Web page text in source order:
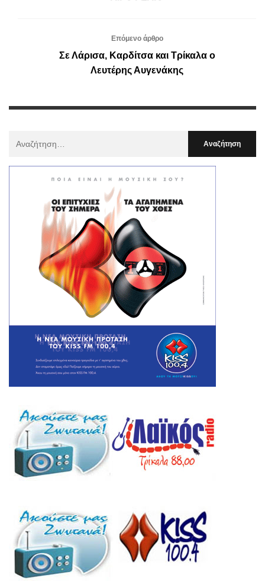
Επόμενο άρθρο
Σε Λάρισα, Καρδίτσα και Τρίκαλα ο
Λευτέρης Αυγενάκης
: